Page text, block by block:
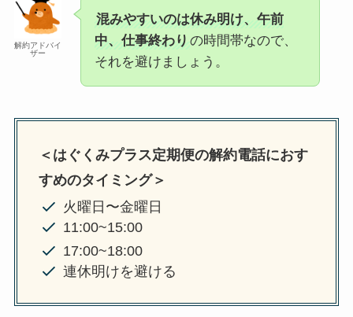
解約アドバイ
ザー
混みやすいのは休み明け、午前
中、仕事終わり の時間帯なので、
それを避けましょう。
＜はぐくみプラス定期便の解約電話におす
すめのタイミング＞
火曜日〜金曜日
11:00~15:00
17:00~18:00
連休明けを避ける